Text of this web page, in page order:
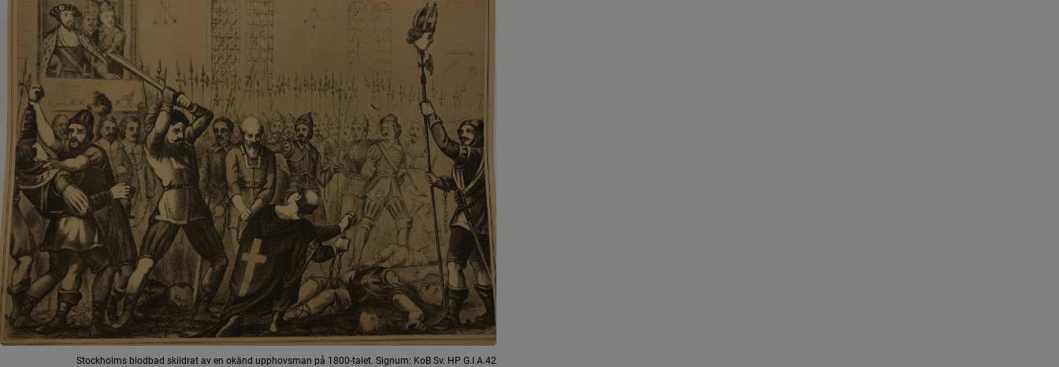
Stockholms blodbad skildrat av en okänd upphovsman på 1800-talet. Signum: KoB Sv. HP G.I A.42